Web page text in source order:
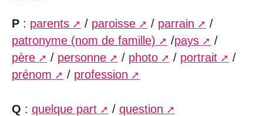
P : parents / paroisse / parrain
/
patronyme (nom de famille)
/pays
/
père
/ personne / photo / portrait
/
prénom
/ profession
Q : quelque part / question